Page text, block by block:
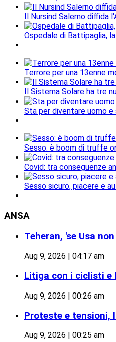
Il Nursind Salerno
Ospedale di Battipaglia,
Terrore per una 13enne
Il Sistema Solare ha tre
Sta per diventare uomo
Sesso: è boom di truffe
Covid: tra conseguenze
Sesso sicuro, piacere e
ANSA
Teheran, 'se Usa
Aug 9, 2026 | 04:17 am
Litiga con i ciclisti e
Aug 9, 2026 | 00:26 am
Proteste e tensioni,
Aug 9, 2026 | 00:25 am